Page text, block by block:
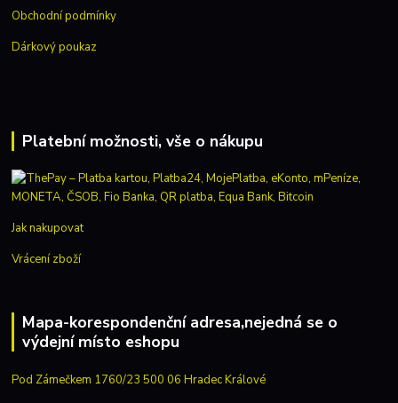
Obchodní podmínky
Dárkový poukaz
Platební možnosti, vše o nákupu
Jak nakupovat
Vrácení zboží
Mapa-korespondenční adresa,nejedná se o
výdejní místo eshopu
Pod Zámečkem 1760/23 500 06 Hradec Králové